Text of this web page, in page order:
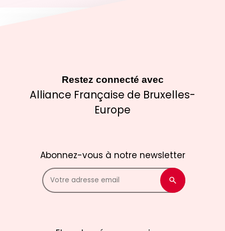
Restez connecté avec
Alliance Française de Bruxelles-
Europe
Abonnez-vous à notre newsletter